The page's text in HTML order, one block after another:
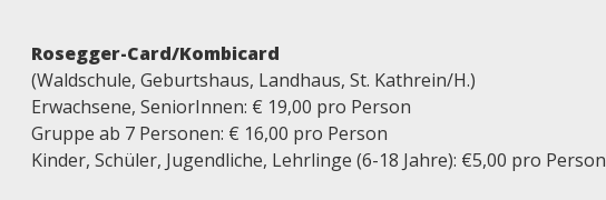
Rosegger-Card/Kombicard
(Waldschule, Geburtshaus, Landhaus, St. Kathrein/H.)
Erwachsene, SeniorInnen: € 19,00 pro Person
Gruppe ab 7 Personen: € 16,00 pro Person
Kinder, Schüler, Jugendliche, Lehrlinge (6-18 Jahre): €5,00 pro Person